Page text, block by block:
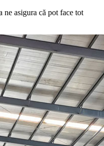
ne asigura că pot face tot